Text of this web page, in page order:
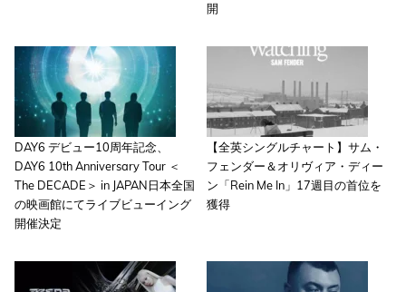
開
DAY6 デビュー10周年記念、
DAY6 10th Anniversary Tour ＜
The DECADE＞ in JAPAN日本全国
の映画館にてライブビューイング
開催決定
【全英シングルチャート】サム・
フェンダー＆オリヴィア・ディー
ン「Rein Me In」17週目の首位を
獲得